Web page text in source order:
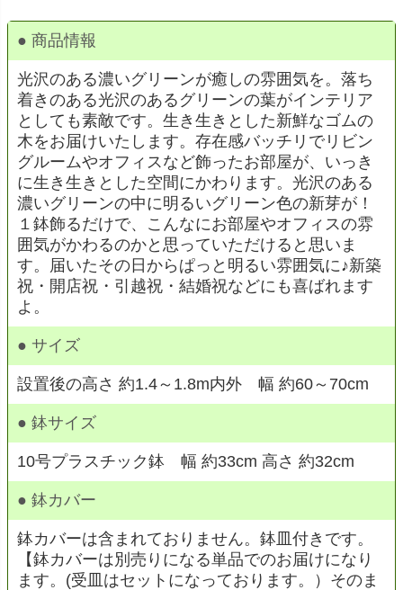
● 商品情報
光沢のある濃いグリーンが癒しの雰囲気を。落ち
着きのある光沢のあるグリーンの葉がインテリア
としても素敵です。生き生きとした新鮮なゴムの
木をお届けいたします。存在感バッチリでリビン
グルームやオフィスなど飾ったお部屋が、いっき
に生き生きとした空間にかわります。光沢のある
濃いグリーンの中に明るいグリーン色の新芽が！
１鉢飾るだけで、こんなにお部屋やオフィスの雰
囲気がかわるのかと思っていただけると思いま
す。届いたその日からぱっと明るい雰囲気に♪新築
祝・開店祝・引越祝・結婚祝などにも喜ばれます
よ。
● サイズ
設置後の高さ 約1.4～1.8m内外 幅 約60～70cm
● 鉢サイズ
10号プラスチック鉢 幅 約33cm 高さ 約32cm
● 鉢カバー
鉢カバーは含まれておりません。鉢皿付きです。
【鉢カバーは別売りになる単品でのお届けになり
ます。(受皿はセットになっております。）そのま